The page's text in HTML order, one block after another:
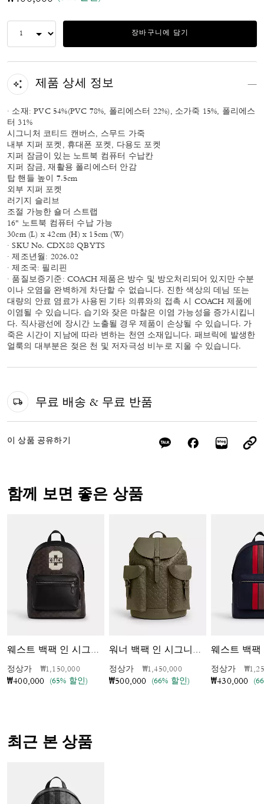
장바구니에 담기
제품 상세 정보
· 소재: PVC 54%(PVC 78%, 폴리에스터 22%), 소가죽 15%, 폴리에스
터 31%
시그니처 코티드 캔버스, 스무드 가죽
내부 지퍼 포켓, 휴대폰 포켓, 다용도 포켓
지퍼 잠금이 있는 노트북 컴퓨터 수납칸
지퍼 잠금, 재활용 폴리에스터 안감
탑 핸들 높이 7.5cm
외부 지퍼 포켓
러기지 슬리브
조절 가능한 숄더 스트랩
16" 노트북 컴퓨터 수납 가능
30cm (L) x 42cm (H) x 15cm (W)
· SKU No. CDX88 QBYTS
· 제조년월: 2026.02
· 제조국: 필리핀
· 품질보증기준: COACH 제품은 방수 및 방오처리되어 있지만 수분
이나 오염을 완벽하게 차단할 수 없습니다. 진한 색상의 데님 또는
대량의 안료 염료가 사용된 기타 의류와의 접촉 시 COACH 제품에
이염될 수 있습니다. 습기와 잦은 마찰은 이염 가능성을 증가시킵니
다. 직사광선에 장시간 노출될 경우 제품이 손상될 수 있습니다. 가
죽은 시간이 지남에 따라 변하는 천연 소재입니다. 패브릭에 발생한
얼룩의 대부분은 젖은 천 및 저자극성 비누로 지울 수 있습니다.
무료 배송 & 무료 반품
이 상품 공유하기
함께 보면 좋은 상품
웨스트 백팩 인 시그니처 캔버스 위드 바시티 그래픽
정상가 가격 인하 전
₩1,150,000인하됨
₩400,000 (65% 할인)
워너 백팩 인 시그니처 레더
정상가 가격 인하 전
₩1,450,000인하됨
₩500,000 (66% 할인)
정상가 가격
₩430,000
최근 본 상품